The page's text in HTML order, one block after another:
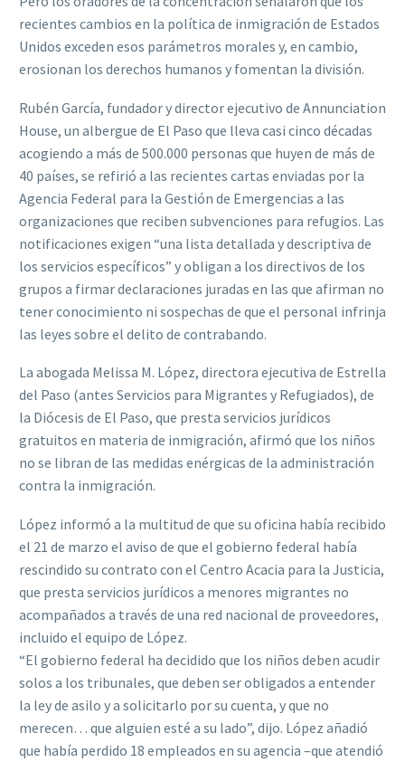
recientes cambios en la política de inmigración de Estados
Unidos exceden esos parámetros morales y, en cambio,
erosionan los derechos humanos y fomentan la división.
Rubén García, fundador y director ejecutivo de Annunciation
House, un albergue de El Paso que lleva casi cinco décadas
acogiendo a más de 500.000 personas que huyen de más de
40 países, se refirió a las recientes cartas enviadas por la
Agencia Federal para la Gestión de Emergencias a las
organizaciones que reciben subvenciones para refugios. Las
notificaciones exigen “una lista detallada y descriptiva de
los servicios específicos” y obligan a los directivos de los
grupos a firmar declaraciones juradas en las que afirman no
tener conocimiento ni sospechas de que el personal infrinja
las leyes sobre el delito de contrabando.
La abogada Melissa M. López, directora ejecutiva de Estrella
del Paso (antes Servicios para Migrantes y Refugiados), de
la Diócesis de El Paso, que presta servicios jurídicos
gratuitos en materia de inmigración, afirmó que los niños
no se libran de las medidas enérgicas de la administración
contra la inmigración.
López informó a la multitud de que su oficina había recibido
el 21 de marzo el aviso de que el gobierno federal había
rescindido su contrato con el Centro Acacia para la Justicia,
que presta servicios jurídicos a menores migrantes no
acompañados a través de una red nacional de proveedores,
incluido el equipo de López.
“El gobierno federal ha decidido que los niños deben acudir
solos a los tribunales, que deben ser obligados a entender
la ley de asilo y a solicitarlo por su cuenta, y que no
merecen… que alguien esté a su lado”, dijo. López añadió
que había perdido 18 empleados en su agencia –que atendió